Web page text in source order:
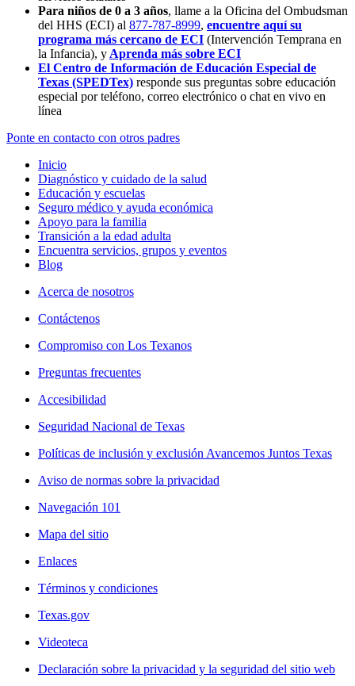
Para niños de 0 a 3 años, llame a la Oficina del Ombudsman
del HHS (ECI) al 877-787-8999, encuentre aquí su
programa más cercano de ECI (Intervención Temprana en
la Infancia), y Aprenda más sobre ECI
El Centro de Información de Educación Especial de
Texas (SPEDTex) responde sus preguntas sobre educación
especial por teléfono, correo electrónico o chat en vivo en
línea
Ponte en contacto con otros padres
Inicio
Diagnóstico y cuidado de la salud
Educación y escuelas
Seguro médico y ayuda económica
Apoyo para la familia
Transición a la edad adulta
Encuentra servicios, grupos y eventos
Blog
Acerca de nosotros
Contáctenos
Compromiso con Los Texanos
Preguntas frecuentes
Accesibilidad
Seguridad Nacional de Texas
Políticas de inclusión y exclusión Avancemos Juntos Texas
Aviso de normas sobre la privacidad
Navegación 101
Mapa del sitio
Enlaces
Términos y condiciones
Texas.gov
Videoteca
Declaración sobre la privacidad y la seguridad del sitio web